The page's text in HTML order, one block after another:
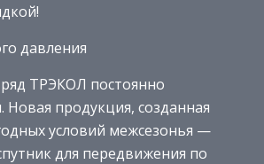
давления
ТРЭКОЛ постоянно
Новая продукция, созданная
условий межсезонья —
для передвижения по